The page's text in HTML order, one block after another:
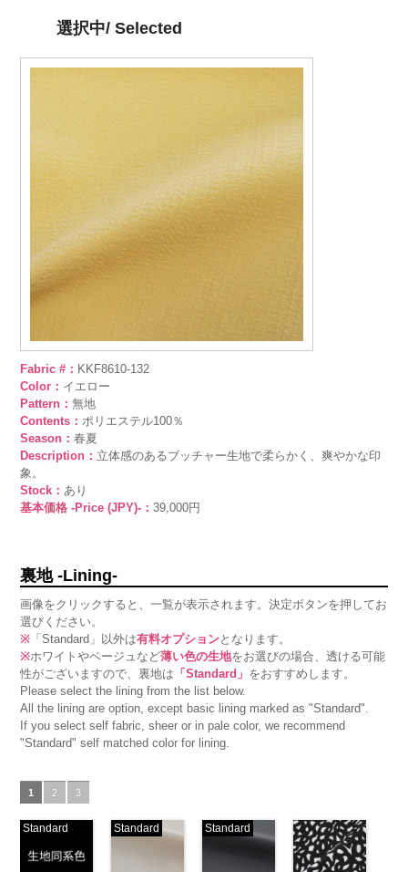
選択中/ Selected
Fabric #： KKF8610-132
Color： イエロー
Pattern：無地
Contents：ポリエステル100％
Season：春夏
Description： 立体感のあるブッチャー生地で柔らかく、爽やかな印
象。
Stock：あり
基本価格 -Price (JPY)-：39,000円
裏地 -Lining-
画像をクリックすると、一覧が表示されます。決定ボタンを押してお
選びください。
※ 「Standard」以外は有料オプションとなります。
※ホワイトやベージュなど薄い色の生地をお選びの場合、透ける可能
性がございますので、裏地は 「Standard」 をおすすめします。
Please select the lining from the list below.
All the lining are option, except basic lining marked as "Standard".
If you select self fabric, sheer or in pale color, we recommend
"Standard" self matched color for lining.
1 2 3
Standard Standard Standard